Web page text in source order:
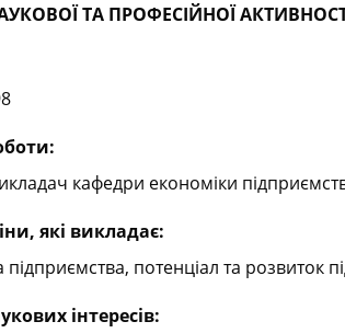
ТА ПРОФЕСІЙНОЇ
кафедри економіки
які викладає:
підприємства, потенціал та розвиток
інтересів: